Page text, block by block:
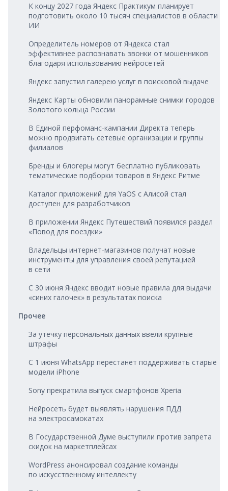
К концу 2027 года Яндекс Практикум планирует
подготовить около 10 тысяч специалистов в области
ИИ
Определитель номеров от Яндекса стал
эффективнее распознавать звонки от мошенников
благодаря использованию нейросетей
Яндекс запустил галерею услуг в поисковой выдаче
Яндекс Карты обновили панорамные снимки городов
Золотого кольца России
В Единой перфоманс‑кампании Директа теперь
можно продвигать сетевые организации и группы
филиалов
Бренды и блогеры могут бесплатно публиковать
тематические подборки товаров в Яндекс Ритме
Каталог приложений для YaOS с Алисой стал
доступен для разработчиков
В приложении Яндекс Путешествий появился раздел
«Повод для поездки»
Владельцы интернет‑магазинов получат новые
инструменты для управления своей репутацией
в сети
С 30 июня Яндекс вводит новые правила для выдачи
«синих галочек» в результатах поиска
Прочее
За утечку персональных данных ввели крупные
штрафы
С 1 июня WhatsApp перестанет поддерживать старые
модели iPhone
Sony прекратила выпуск смартфонов Xperia
Нейросеть будет выявлять нарушения ПДД
на электросамокатах
В Государственной Думе выступили против запрета
скидок на маркетплейсах
WordPress анонсировал создание команды
по искусственному интеллекту